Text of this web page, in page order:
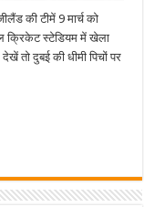
की टीमें 9 मार्च को
क्रिकेट स्टेडियम में खेला
तो दुबई की धीमी पिचों पर